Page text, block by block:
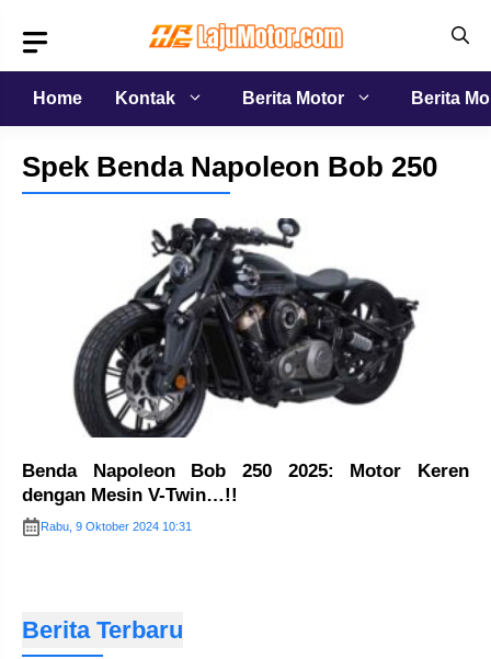
isi
Home
Kontak Berita Motor Berita
Spek Benda Napoleon Bob 250
Benda Napoleon Bob 250 2025: Motor Keren
dengan Mesin V-Twin…!!
Rabu, 9 Oktober 2024 10:31
Berita Terbaru